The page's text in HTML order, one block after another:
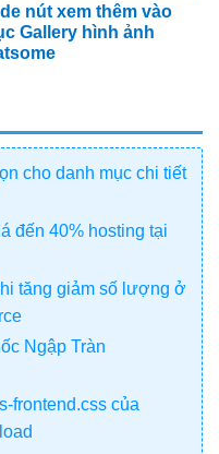
nút xem thêm vào
Gallery hình ảnh
cho danh mục chi tiết
đến 40% hosting tại
tăng giảm số lượng ở
Ngập Tràn
frontend.css của